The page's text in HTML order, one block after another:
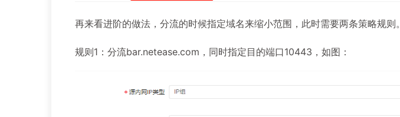
再来看进阶的做法，分流的时候指定域名来缩小范围，此时需要两条策略规则。
规则1：分流bar.netease.com，同时指定目的端口10443，如图：